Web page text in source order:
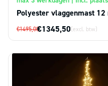
Polyester vlaggenmast
€1495,00€1345,50(excl. btw)